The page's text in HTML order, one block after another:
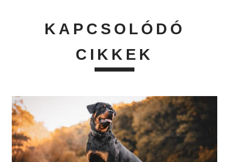
KAPCSOLÓDÓ
CIKKEK